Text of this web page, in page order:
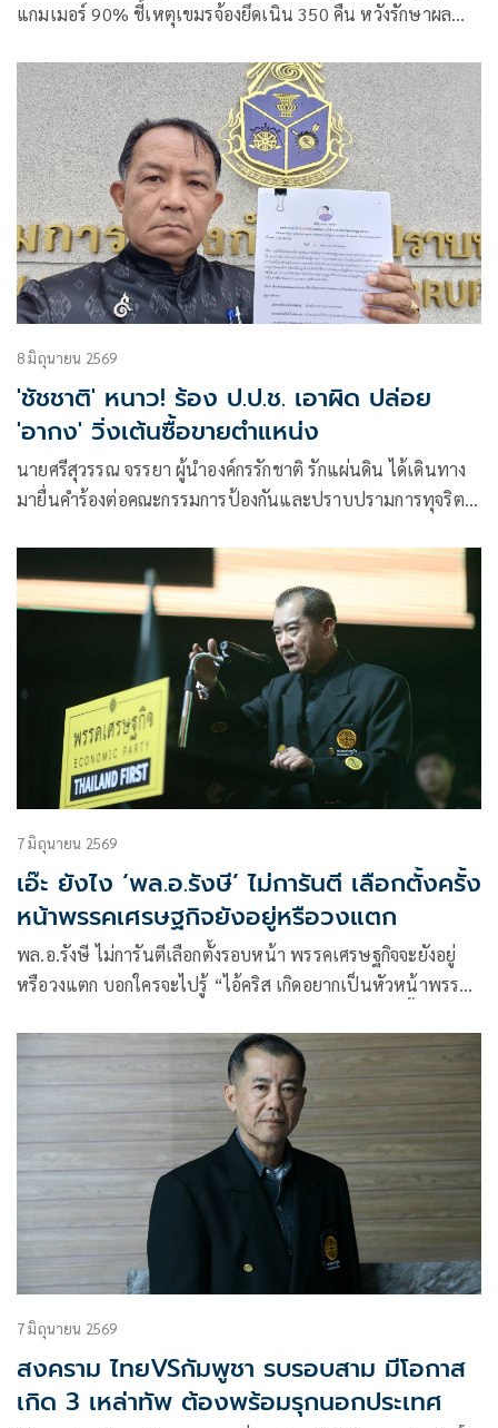
แกมเมอร์ 90% ชี้เหตุเขมรจ้องยึดเนิน 350 คืน หวังรักษาผล
8 มิถุนายน 2569
'ชัชชาติ' หนาว! ร้อง ป.ป.ช. เอาผิด ปล่อย
'อากง' วิ่งเต้นซื้อขายตำแหน่ง
นายศรีสุวรรณ จรรยา ผู้นำองค์กรรักชาติ รักแผ่นดิน ได้เดินทาง
มายื่นคำร้องต่อคณะกรรมการป้องกันและปราบปรามการทุจริต
7 มิถุนายน 2569
เอ๊ะ ยังไง ‘พล.อ.รังษี’ ไม่การันตี เลือกตั้งครั้ง
หน้าพรรคเศรษฐกิจยังอยู่หรือวงแตก
พล.อ.รังษี ไม่การันตีเลือกตั้งรอบหน้า พรรคเศรษฐกิจจะยังอยู่
หรือวงแตก บอกใครจะไปรู้ “ไอ้คริส เกิดอยากเป็นหัวหน้าพรรค
เบอร์1 แน่ เผยเรียก3สส.มาด่าหลายรอบ หลังแสดงออกสวน
ความรู้สึกประชาชน
7 มิถุนายน 2569
สงคราม ไทยVSกัมพูชา รบรอบสาม มีโอกาส
เกิด 3 เหล่าทัพ ต้องพร้อมรุกนอกประเทศ